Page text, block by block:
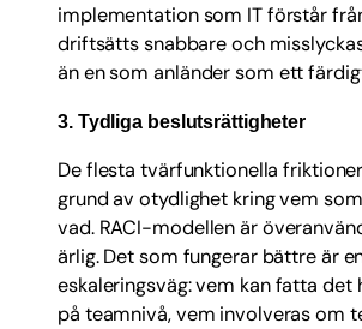
implementation som IT förstår
driftsätts snabbare och
än en som anländer som ett
3. Tydliga beslutsrättigheter
De flesta tvärfunktionella
grund av otydlighet kring vem
vad. RACI-modellen är
ärlig. Det som fungerar bättre är
eskaleringsväg: vem kan fatta det
på teamnivå, vem involveras om